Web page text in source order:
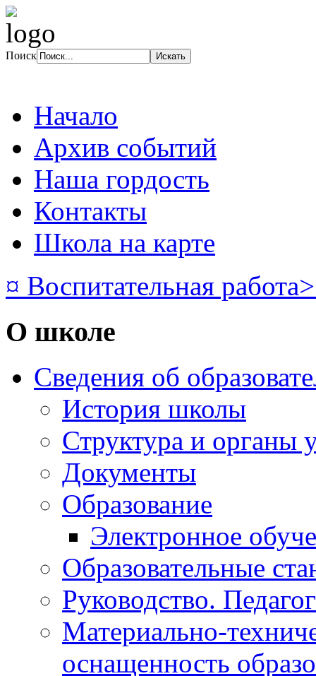
Поиск
Начало
Архив событий
Наша гордость
Контакты
Школа на карте
¤ Воспитательная
О школе
Сведения об
История школы
Структура и органы
Документы
Образование
Электронное
Образовательные
Руководство.
Материально-
оснащенность